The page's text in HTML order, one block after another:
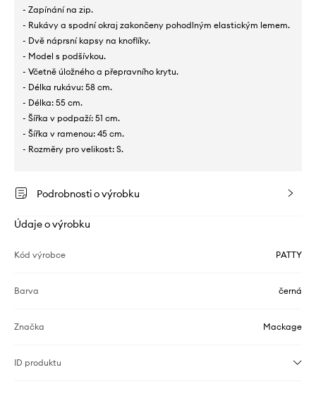
- Zapínání na zip.
- Rukávy a spodní okraj zakončeny pohodlným elastickým lemem.
- Dvě náprsní kapsy na knoflíky.
- Model s podšívkou.
- Včetně úložného a přepravního krytu.
- Délka rukávu: 58 cm.
- Délka: 55 cm.
- Šířka v podpaží: 51 cm.
- Šířka v ramenou: 45 cm.
- Rozměry pro velikost: S.
Podrobnosti o výrobku
Údaje o výrobku
Kód výrobce PATTY
Barva černá
Značka Mackage
ID produktu